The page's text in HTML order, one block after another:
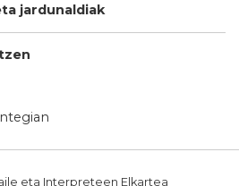
jardunaldiak
eta Interpreteen Elkartea